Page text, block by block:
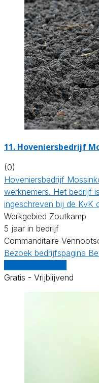
11. Hoveniersbedrijf
(0)
Hoveniersbedrijf
werknemers. Het bedrijf
ingeschreven bij de KvK
Werkgebied Zoutkamp
5 jaar in bedrijf
Commanditaire
Bezoek bedrijfspagina
Gratis - Vrijblijvend